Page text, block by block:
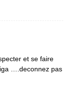
et se faire
….deconnez pas